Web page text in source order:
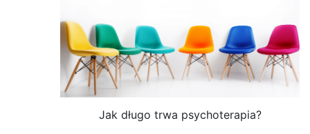
Jak długo trwa psychoterapia?